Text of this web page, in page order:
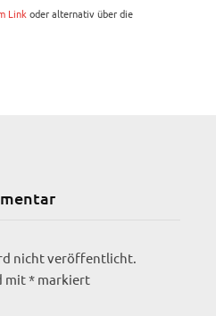
Link oder alternativ über die
nicht veröffentlicht.
mit* markiert